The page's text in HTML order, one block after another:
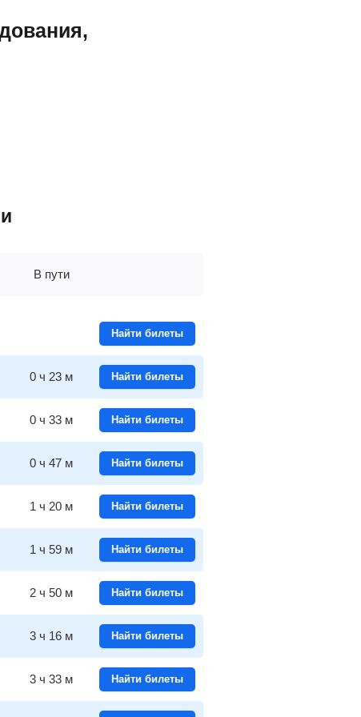
В пути
Найти билеты
0 ч 23 м Найти билеты
0 ч 33 м Найти билеты
0 ч 47 м Найти билеты
1 ч 20 м Найти билеты
1 ч 59 м Найти билеты
2 ч 50 м Найти билеты
3 ч 16 м Найти билеты
3 ч 33 м Найти билеты